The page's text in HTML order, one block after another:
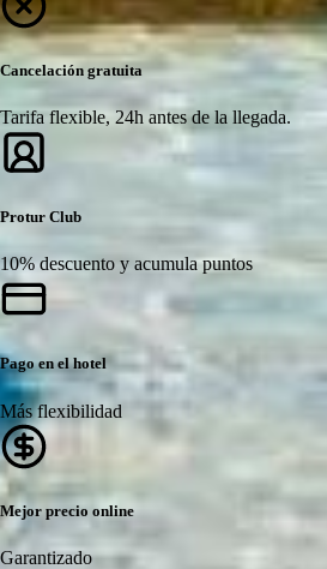
Cancelación gratuita
Tarifa flexible, 24h antes de la llegada.
Protur Club
10% descuento y acumula puntos
Pago en el hotel
Más flexibilidad
Mejor precio online
Garantizado